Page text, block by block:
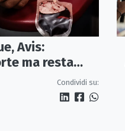
Avis:
ma resta
gruppo A Rh+
Condividi su: